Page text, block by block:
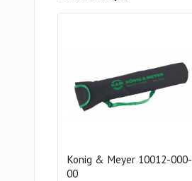
Konig & Meyer 10012-000-
00